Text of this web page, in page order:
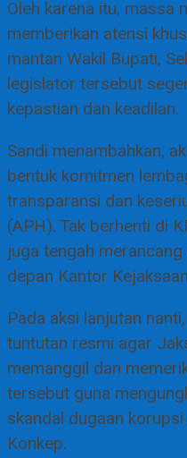
Oleh karena itu, massa
memberikan atensi
mantan Wakil Bupati,
legislator tersebut
kepastian dan keadilan.
Sandi menambahkan,
bentuk komitmen
transparansi dan
(APH). Tak berhenti di
juga tengah
depan Kantor
Pada aksi lanjutan
tuntutan resmi agar
memanggil dan
tersebut guna
skandal dugaan
Konkep.